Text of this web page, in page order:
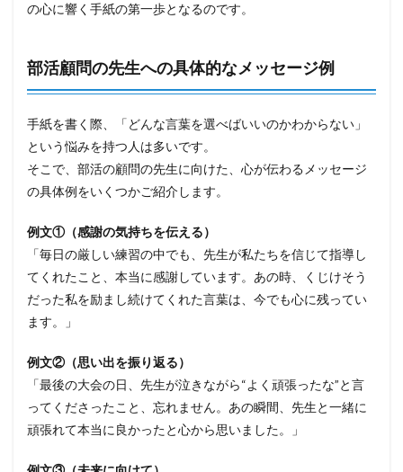
の心に響く手紙の第一歩となるのです。
部活顧問の先生への具体的なメッセージ例
手紙を書く際、「どんな言葉を選べばいいのかわからない」
という悩みを持つ人は多いです。
そこで、部活の顧問の先生に向けた、心が伝わるメッセージ
の具体例をいくつかご紹介します。
例文①（感謝の気持ちを伝える）
「毎日の厳しい練習の中でも、先生が私たちを信じて指導し
てくれたこと、本当に感謝しています。あの時、くじけそう
だった私を励まし続けてくれた言葉は、今でも心に残ってい
ます。」
例文②（思い出を振り返る）
「最後の大会の日、先生が泣きながら“よく頑張ったな”と言
ってくださったこと、忘れません。あの瞬間、先生と一緒に
頑張れて本当に良かったと心から思いました。」